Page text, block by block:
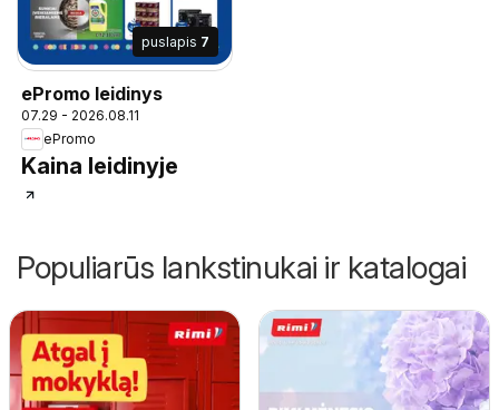
puslapis 7
ePromo leidinys
07.29 - 2026.08.11
ePromo
Kaina leidinyje
Populiarūs lankstinukai ir katalogai